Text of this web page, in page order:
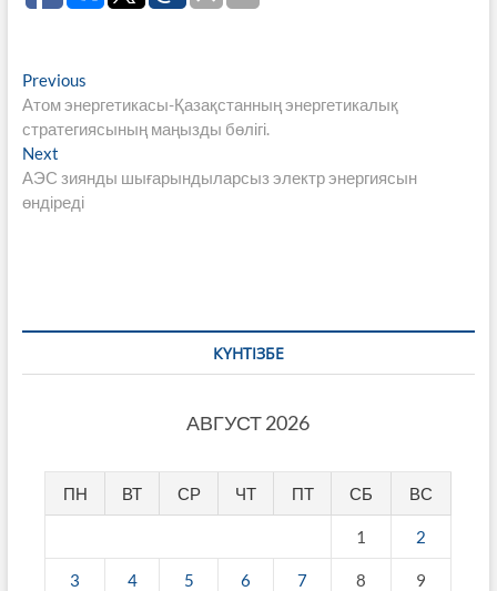
Навигация
по
записям
PreviousPrevious
post:
Атом энергетикасы-Қазақстанның энергетикалық
стратегиясының маңызды бөлігі.
NextNext
post:
АЭС зиянды шығарындыларсыз электр энергиясын
өндіреді
КҮНТІЗБЕ
АВГУСТ 2026
ПН ВТ СР ЧТ ПТ СБ ВС
1 2
3 4 5 6 7 8 9